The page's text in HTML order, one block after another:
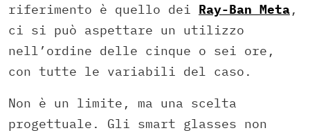
riferimento è quello dei Ray-Ban Meta,
ci si può aspettare un utilizzo
nell’ordine delle cinque o sei ore,
con tutte le variabili del caso.
Non è un limite, ma una scelta
progettuale. Gli smart glasses non